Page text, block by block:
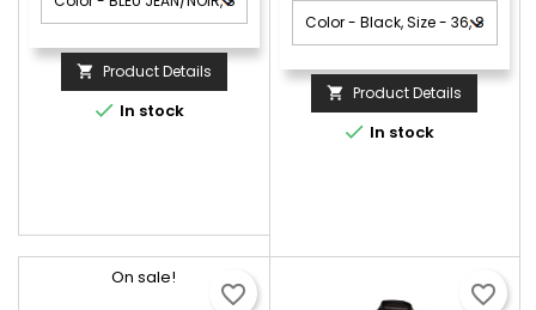
 Product Details
 In stock
 Product Details
 In stock
On sale!
favorite_border favorite_border